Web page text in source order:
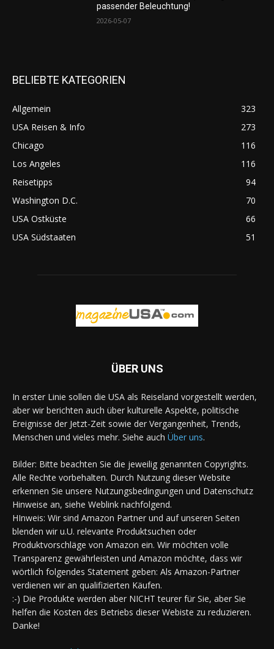
passender Beleuchtung!
2026-05-07
BELIEBTE KATEGORIEN
Allgemein
323
USA Reisen & Info
273
Chicago
116
Los Angeles
116
Reisetipps
94
Washington D.C.
70
USA Ostküste
66
USA Südstaaten
51
ÜBER UNS
In erster Linie sollen die USA als Reiseland vorgestellt werden,
aber wir berichten auch über kulturelle Aspekte, politische
Ereignisse der Jetzt-Zeit sowie der Vergangenheit, Trends,
Menschen und vieles mehr. Siehe auch Über uns.
Bilder: Bitte beachten Sie die jeweilig genannten Copyrights.
Alle Rechte vorbehalten. Durch Nutzung dieser Website
erkennen Sie unsere Nutzungsbedingungen und Datenschutz
Hinweise an, siehe Weblink nachfolgend.
HInweis: Wir sind Amazon Partner und auf unseren Seiten
blenden wir u.U. relevante Produktsuchen oder
Produktvorschläge von Amazon ein. Wir möchten volle
Transparenz gewährleisten und Amazon möchte, dass wir
wörtlich folgendes Statement geben: Als Amazon-Partner
verdienen wir an qualifizierten Käufen.
:-) Die Produkte werden aber NICHT teurer für Sie, aber Sie
helfen die Kosten des Betriebs dieser Webiste zu reduzieren.
Danke!